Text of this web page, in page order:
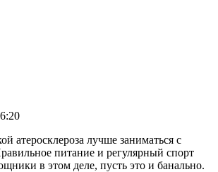
атеросклероза лучше заниматься с
питание и регулярный спорт
в этом деле, пусть это и банально.